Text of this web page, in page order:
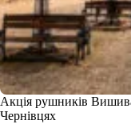
Акція рушників
Чернівцях